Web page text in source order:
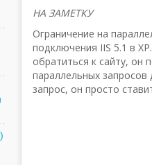
НА ЗАМЕТКУ
Ограничение на
подключения IIS 5.1 в
обратиться к сайту, он
параллельных
запрос, он просто